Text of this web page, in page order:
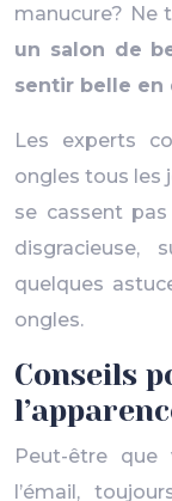
manucure? Ne
un salon de
sentir belle en
Les experts
ongles tous les
se cassent
disgracieuse,
quelques
ongles.
Conseils
Peut-être
l’émail,